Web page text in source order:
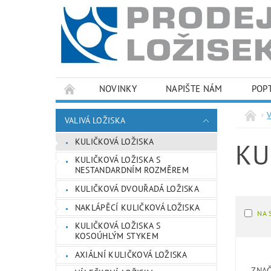
NOVINKY NAPIŠTE NÁM
PODMÍNKY OCHRANY OSOBNÍCH ÚDAJŮ
VALIVÁ LOŽISKA
KULIČKOVÁ LOŽISKA
KULIČKOVÁ LOŽISKA S
NESTANDARDNÍM ROZMĚREM
KULIČKOVÁ DVOUŘADÁ LOŽISKA
NAKLÁPĚCÍ KULIČKOVÁ LOŽISKA
KULIČKOVÁ LOŽISKA S
KOSOÚHLÝM STYKEM
AXIÁLNÍ KULIČKOVÁ LOŽISKA
NA